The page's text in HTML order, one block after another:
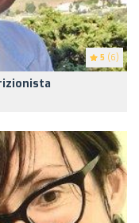
5 (6)